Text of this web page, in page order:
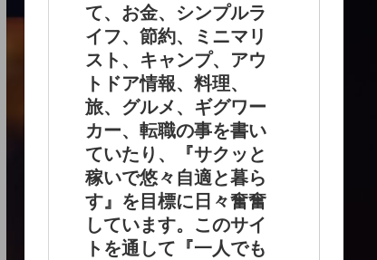
て、お金、シンプルラ
イフ、節約、ミニマリ
スト、キャンプ、アウ
トドア情報、料理、
旅、グルメ、ギグワー
カー、転職の事を書い
ていたり、『サクッと
稼いで悠々自適と暮ら
す』を目標に日々奮奮
しています。このサイ
トを通して『一人でも